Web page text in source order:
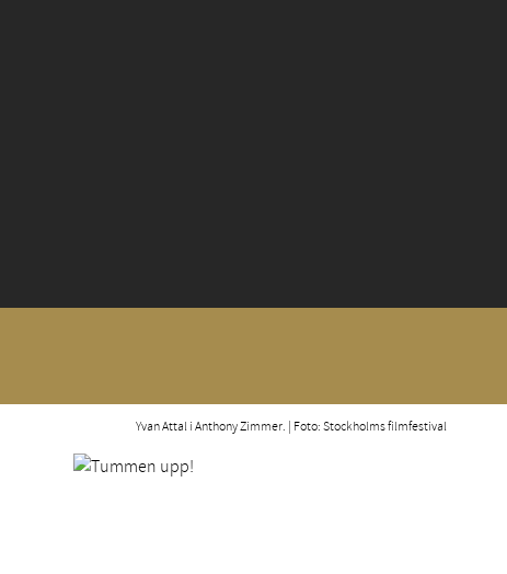
Yvan Attal i Anthony Zimmer. | Foto: Stockholms filmfestival